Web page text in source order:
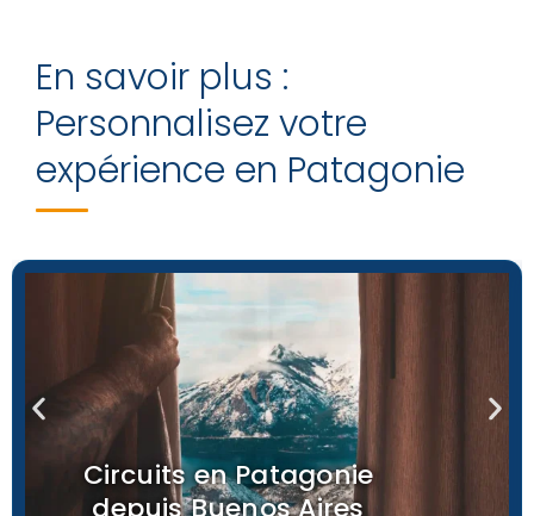
En savoir plus :
Personnalisez votre
expérience en Patagonie
Circuits en Patagonie
depuis Buenos Aires